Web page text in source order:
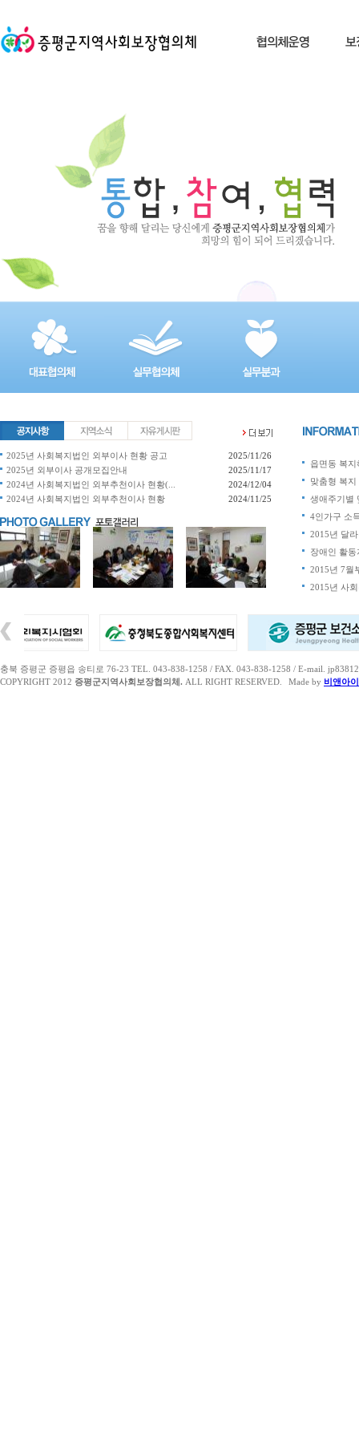
2025년 사회복지법인 외부이사 현황 공고
2025/11/26
2025년 외부이사 공개모집안내
2025/11/17
2024년 사회복지법인 외부추천이사 현황(...
2024/12/04
2024년 사회복지법인 외부추천이사 현황
2024/11/25
읍면동 복
맞춤형 복지
생애주기별
4인가구 소
2015년 달
장애인 활
2015년 7월
2015년 사
충북 증평군 증평읍 송티로 76-23 TEL. 043-838-1258 / FAX. 043-838-1258 / E-mail.
COPYRIGHT 2012 증평군지역사회보장협의체. ALL RIGHT RESERVED. Made by 비앤아이